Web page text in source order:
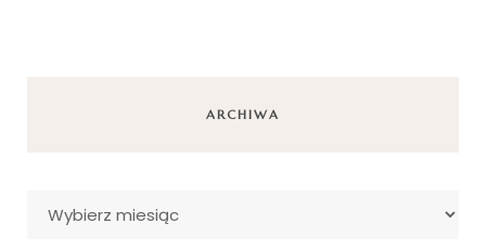
ARCHIWA